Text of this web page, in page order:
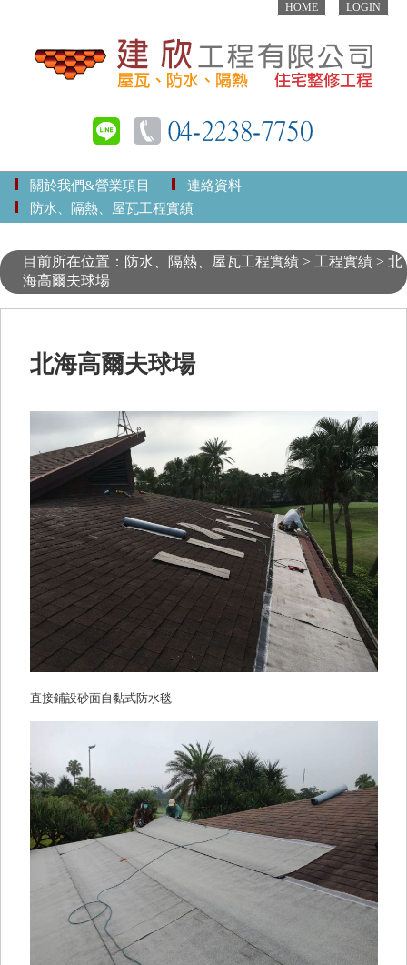
HOME LOGIN
關於我們&營業項目
連絡資料
防水、隔熱、屋瓦工程實績
目前所在位置：防水、隔熱、屋瓦工程實績 > 工程實績 > 北
海高爾夫球場
北海高爾夫球場
直接鋪設砂面自黏式防水毯